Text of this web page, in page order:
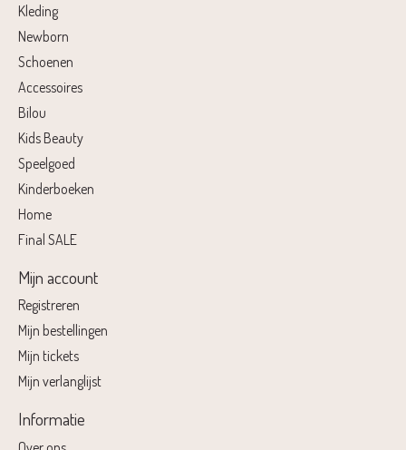
Kleding
Newborn
Schoenen
Accessoires
Bilou
Kids Beauty
Speelgoed
Kinderboeken
Home
Final SALE
Mijn account
Registreren
Mijn bestellingen
Mijn tickets
Mijn verlanglijst
Informatie